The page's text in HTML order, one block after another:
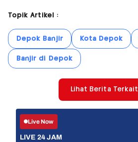
Topik Artikel :
Depok Banjir Kota Depok
Banjir di Depok
Lihat Berita Terkait
Live Now
LIVE 24 JAM